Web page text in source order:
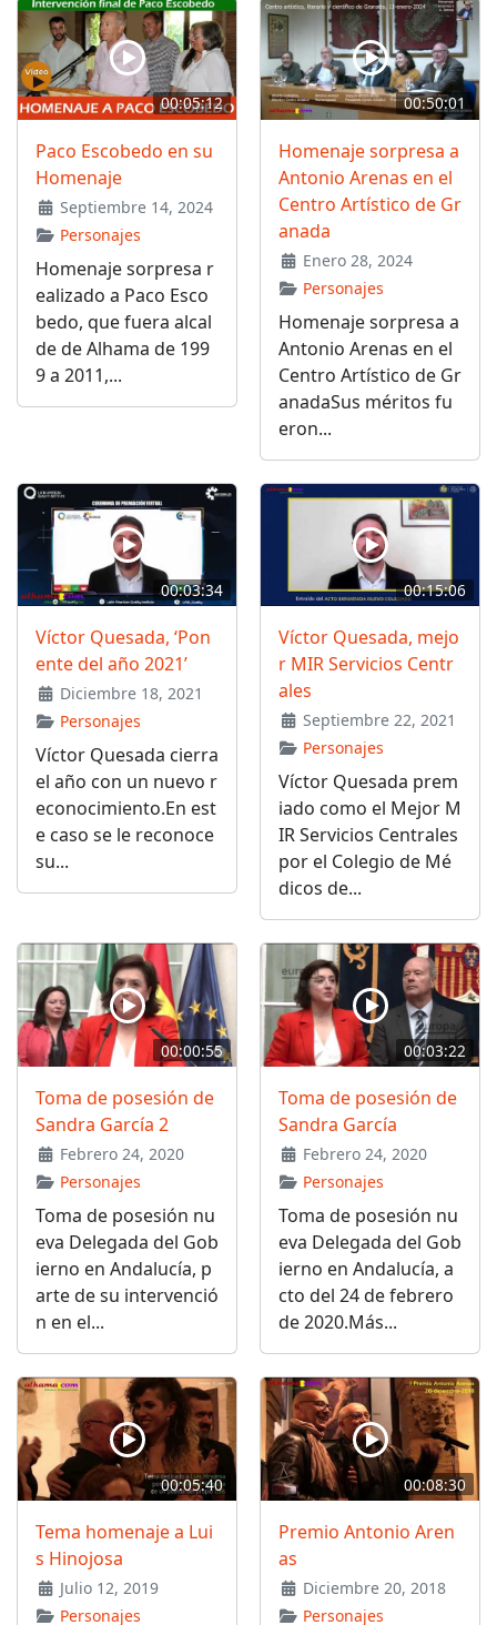
00:05:12
Paco Escobedo en su
Homenaje
Septiembre 14, 2024
Personajes
Homenaje sorpresa r
ealizado a Paco Esco
bedo, que fuera alcal
de de Alhama de 199
9 a 2011,...
00:50:01
Homenaje sorpresa a
Antonio Arenas en el
Centro Artístico de Gr
anada
Enero 28, 2024
Personajes
Homenaje sorpresa a
Antonio Arenas en el
Centro Artístico de Gr
anadaSus méritos fu
eron...
00:03:34
Víctor Quesada, ‘Pon
ente del año 2021’
Diciembre 18, 2021
Personajes
Víctor Quesada cierra
el año con un nuevo r
econocimiento.En est
e caso se le reconoce
su...
00:15:06
Víctor Quesada, mejo
r MIR Servicios Centr
ales
Septiembre 22, 2021
Personajes
Víctor Quesada prem
iado como el Mejor M
IR Servicios Centrales
por el Colegio de Mé
dicos de...
00:00:55
Toma de posesión de
Sandra García 2
Febrero 24, 2020
Personajes
Toma de posesión nu
eva Delegada del Gob
ierno en Andalucía, p
arte de su intervenció
n en el...
00:03:22
Toma de posesión de
Sandra García
Febrero 24, 2020
Personajes
Toma de posesión nu
eva Delegada del Gob
ierno en Andalucía, a
cto del 24 de febrero
de 2020.Más...
00:05:40
Tema homenaje a Lui
s Hinojosa
Julio 12, 2019
Personajes
00:08:30
Premio Antonio Aren
as
Diciembre 20, 2018
Personajes